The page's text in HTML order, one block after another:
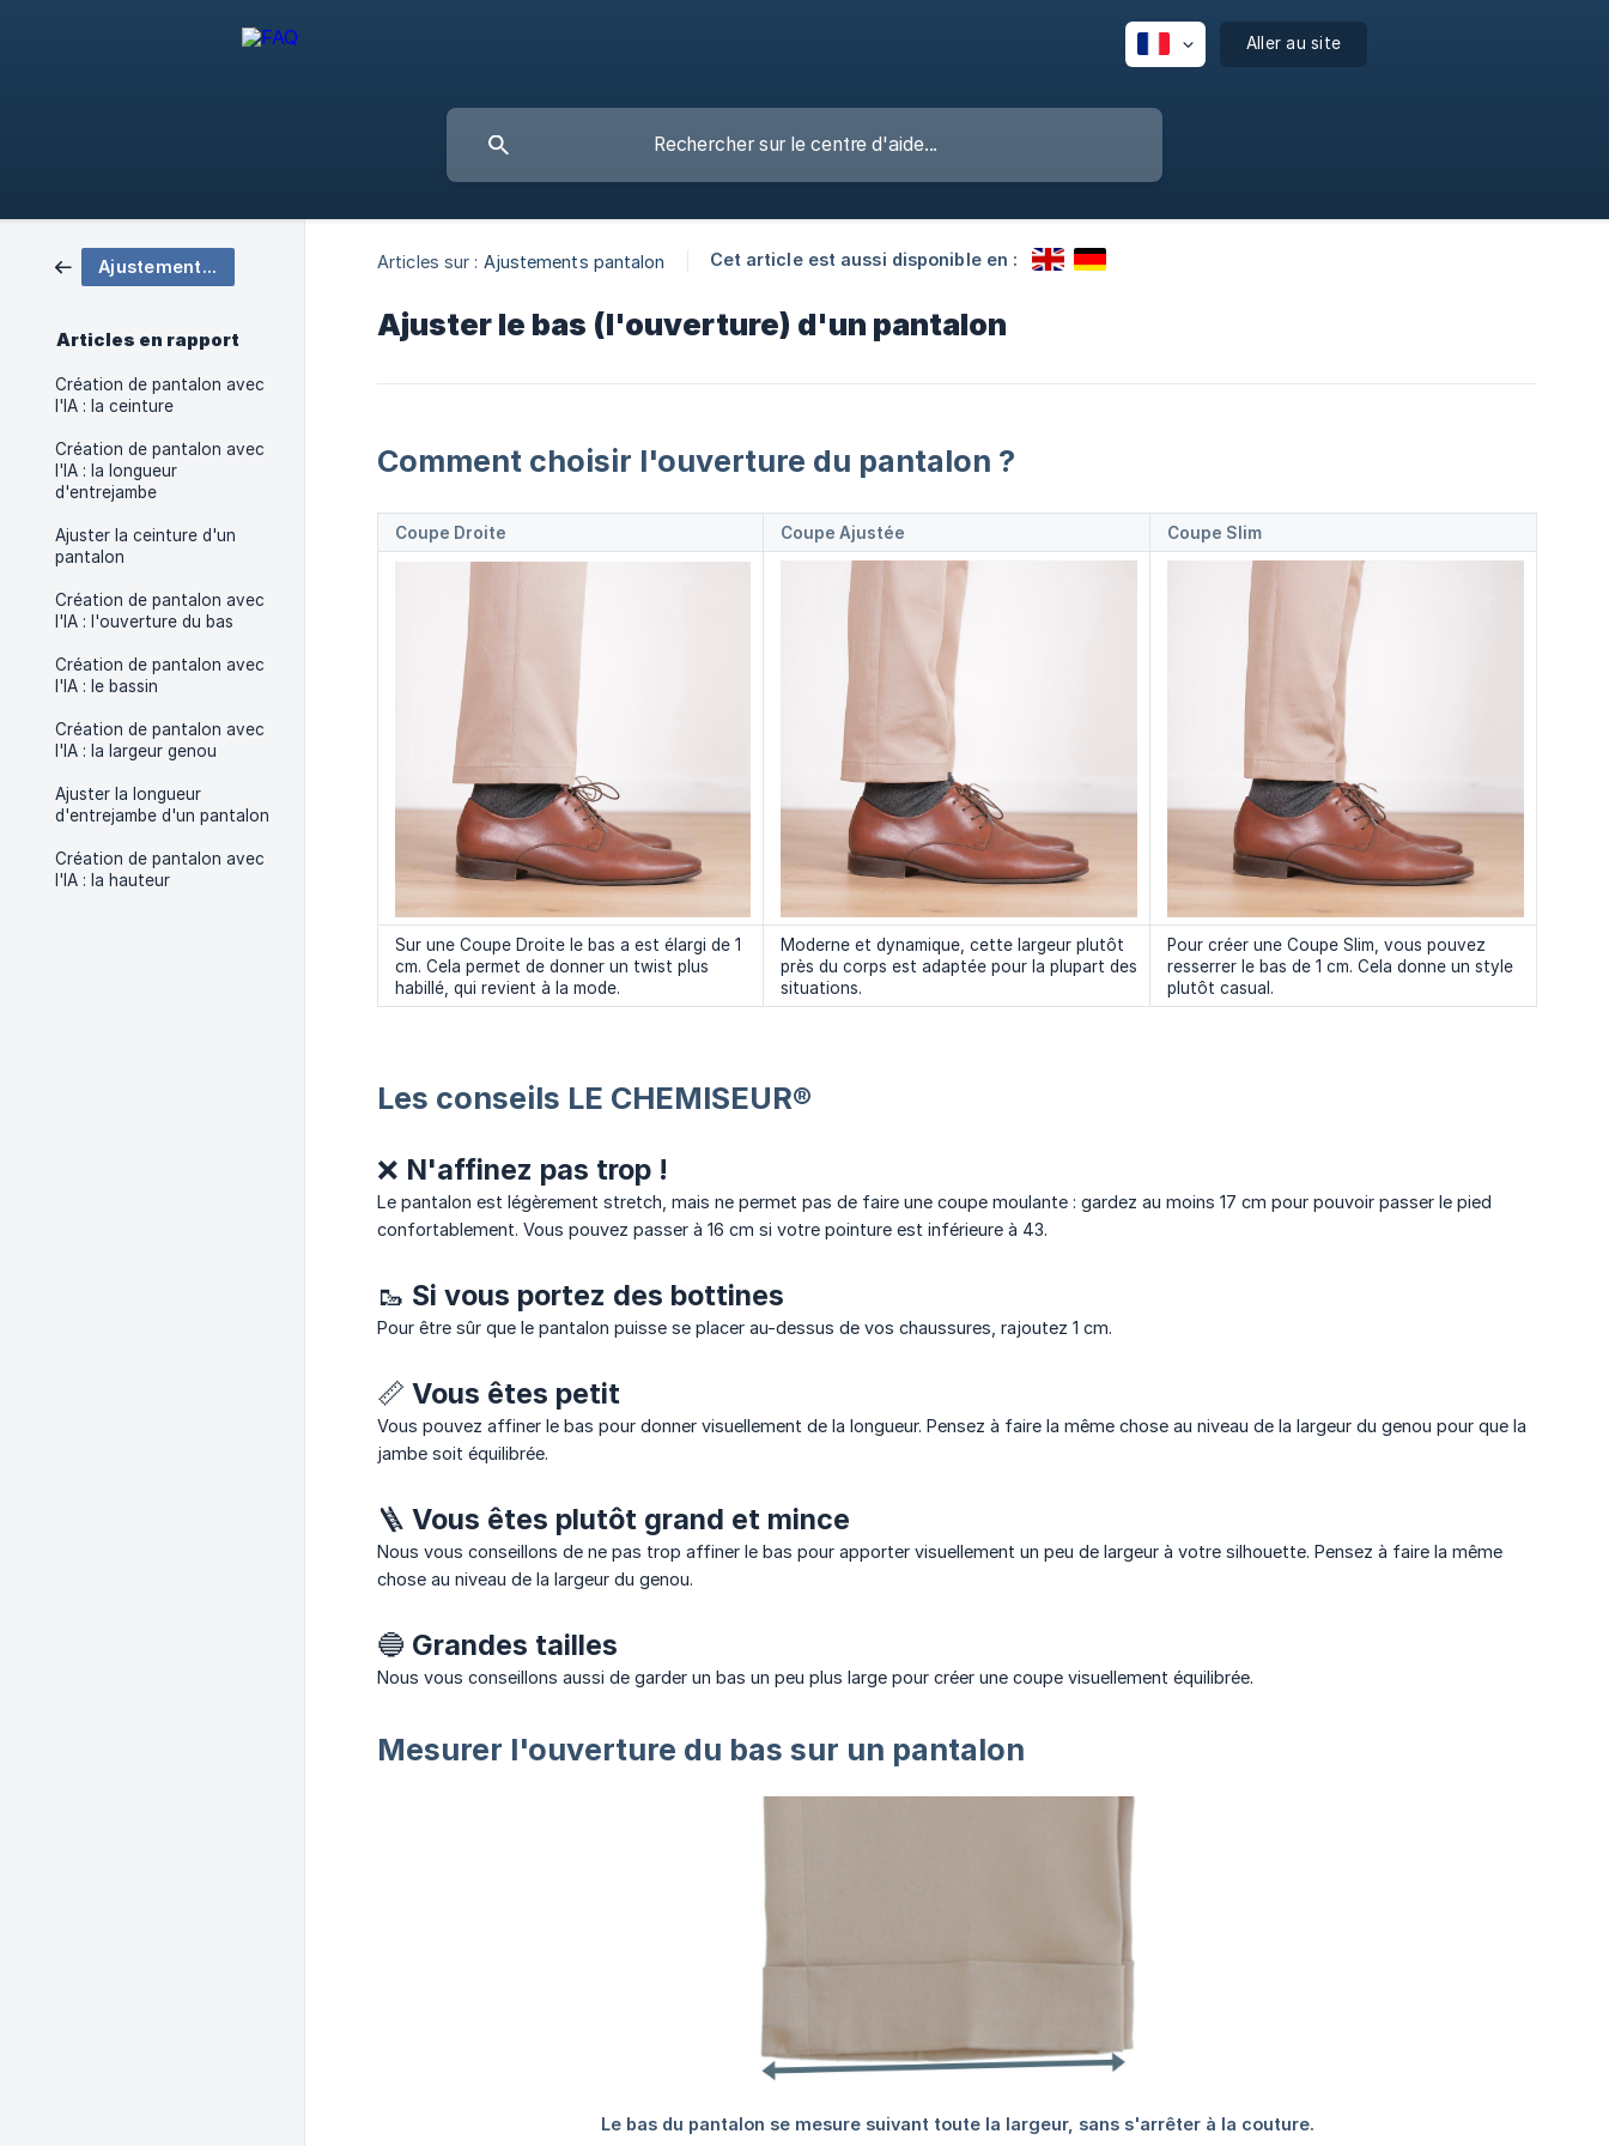
Aller au site
Ajustements pantalon
Articles en rapport
Création de pantalon avec
l'IA : la ceinture
Création de pantalon avec
l'IA : la longueur
d'entrejambe
Ajuster la ceinture d'un
pantalon
Création de pantalon avec
l'IA : l'ouverture du bas
Création de pantalon avec
l'IA : le bassin
Création de pantalon avec
l'IA : la largeur genou
Ajuster la longueur
d'entrejambe d'un pantalon
Création de pantalon avec
l'IA : la hauteur
Articles sur : Ajustements pantalon Cet article est aussi disponible en :
Ajuster le bas (l'ouverture) d'un pantalon
Comment choisir l'ouverture du pantalon ?
Coupe Droite Coupe Ajustée Coupe Slim
Sur une Coupe Droite le bas a est élargi de 1
cm. Cela permet de donner un twist plus
habillé, qui revient à la mode.
Moderne et dynamique, cette largeur plutôt
près du corps est adaptée pour la plupart des
situations.
Pour créer une Coupe Slim, vous pouvez
resserrer le bas de 1 cm. Cela donne un style
plutôt casual.
Les conseils LE CHEMISEUR®
❌ N'affinez pas trop !
Le pantalon est légèrement stretch, mais ne permet pas de faire une coupe moulante : gardez au moins 17 cm pour pouvoir passer le pied
confortablement. Vous pouvez passer à 16 cm si votre pointure est inférieure à 43.
🥾 Si vous portez des bottines
Pour être sûr que le pantalon puisse se placer au-dessus de vos chaussures, rajoutez 1 cm.
📏 Vous êtes petit
Vous pouvez affiner le bas pour donner visuellement de la longueur. Pensez à faire la même chose au niveau de la largeur du genou pour que la
jambe soit équilibrée.
🪜 Vous êtes plutôt grand et mince
Nous vous conseillons de ne pas trop affiner le bas pour apporter visuellement un peu de largeur à votre silhouette. Pensez à faire la même
chose au niveau de la largeur du genou.
🔵 Grandes tailles
Nous vous conseillons aussi de garder un bas un peu plus large pour créer une coupe visuellement équilibrée.
Mesurer l'ouverture du bas sur un pantalon